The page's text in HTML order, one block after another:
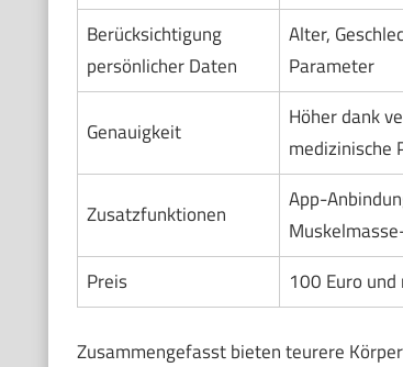
Berücksichtigung
persönlicher Daten
Alter,
Parameter
Genauigkeit
Höher dank
medizinische
Zusatzfunktionen
App-
Preis
100 Euro und
Zusammengefasst bieten teurere